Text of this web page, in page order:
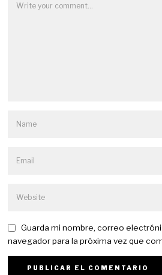
Guarda mi nombre, correo
navegador para la próxima vez que